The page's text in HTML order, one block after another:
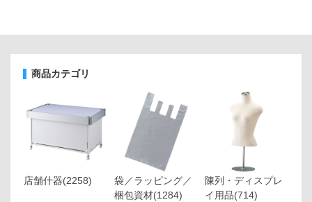
商品カテゴリ
店舗什器(2258)
袋／ラッピング／
梱包資材(1284)
陳列・ディスプレ
イ用品(714)